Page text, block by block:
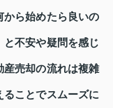
から始めたら良いの
不安や疑問を感じ
産売却の流れは複雑
ることでスムーズに